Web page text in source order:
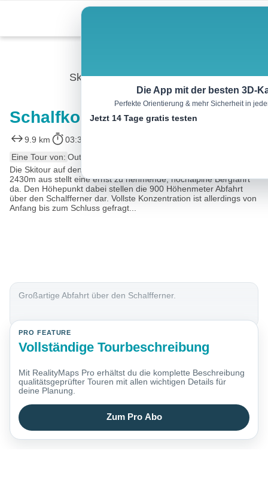
content
Skitour
Schalfkogel
9.9 km 03:30 h
Eine Tour von: Outdooractive
Die Skitour auf den Schalfkogel 3537m von der Langtalereckhütte
2430m aus stellt eine ernst zu nehmende, hochalpine Bergfahrt
da. Den Höhepunkt dabei stellen die 900 Höhenmeter Abfahrt
über den Schalfferner dar. Vollste Konzentration ist allerdings von
Anfang bis zum Schluss gefragt...
Großartige Abfahrt über den Schalfferner.
PRO FEATURE
Vollständige Tourbeschreibung
Mit RealityMaps Pro erhältst du die komplette Beschreibung
qualitätsgeprüfter Touren mit allen wichtigen Details für
deine Planung.
Zum Pro Abo
Die App mit der besten 3D-
Perfekte Orientierung & mehr Sicherheit in
Jetzt 14 Tage gratis testen